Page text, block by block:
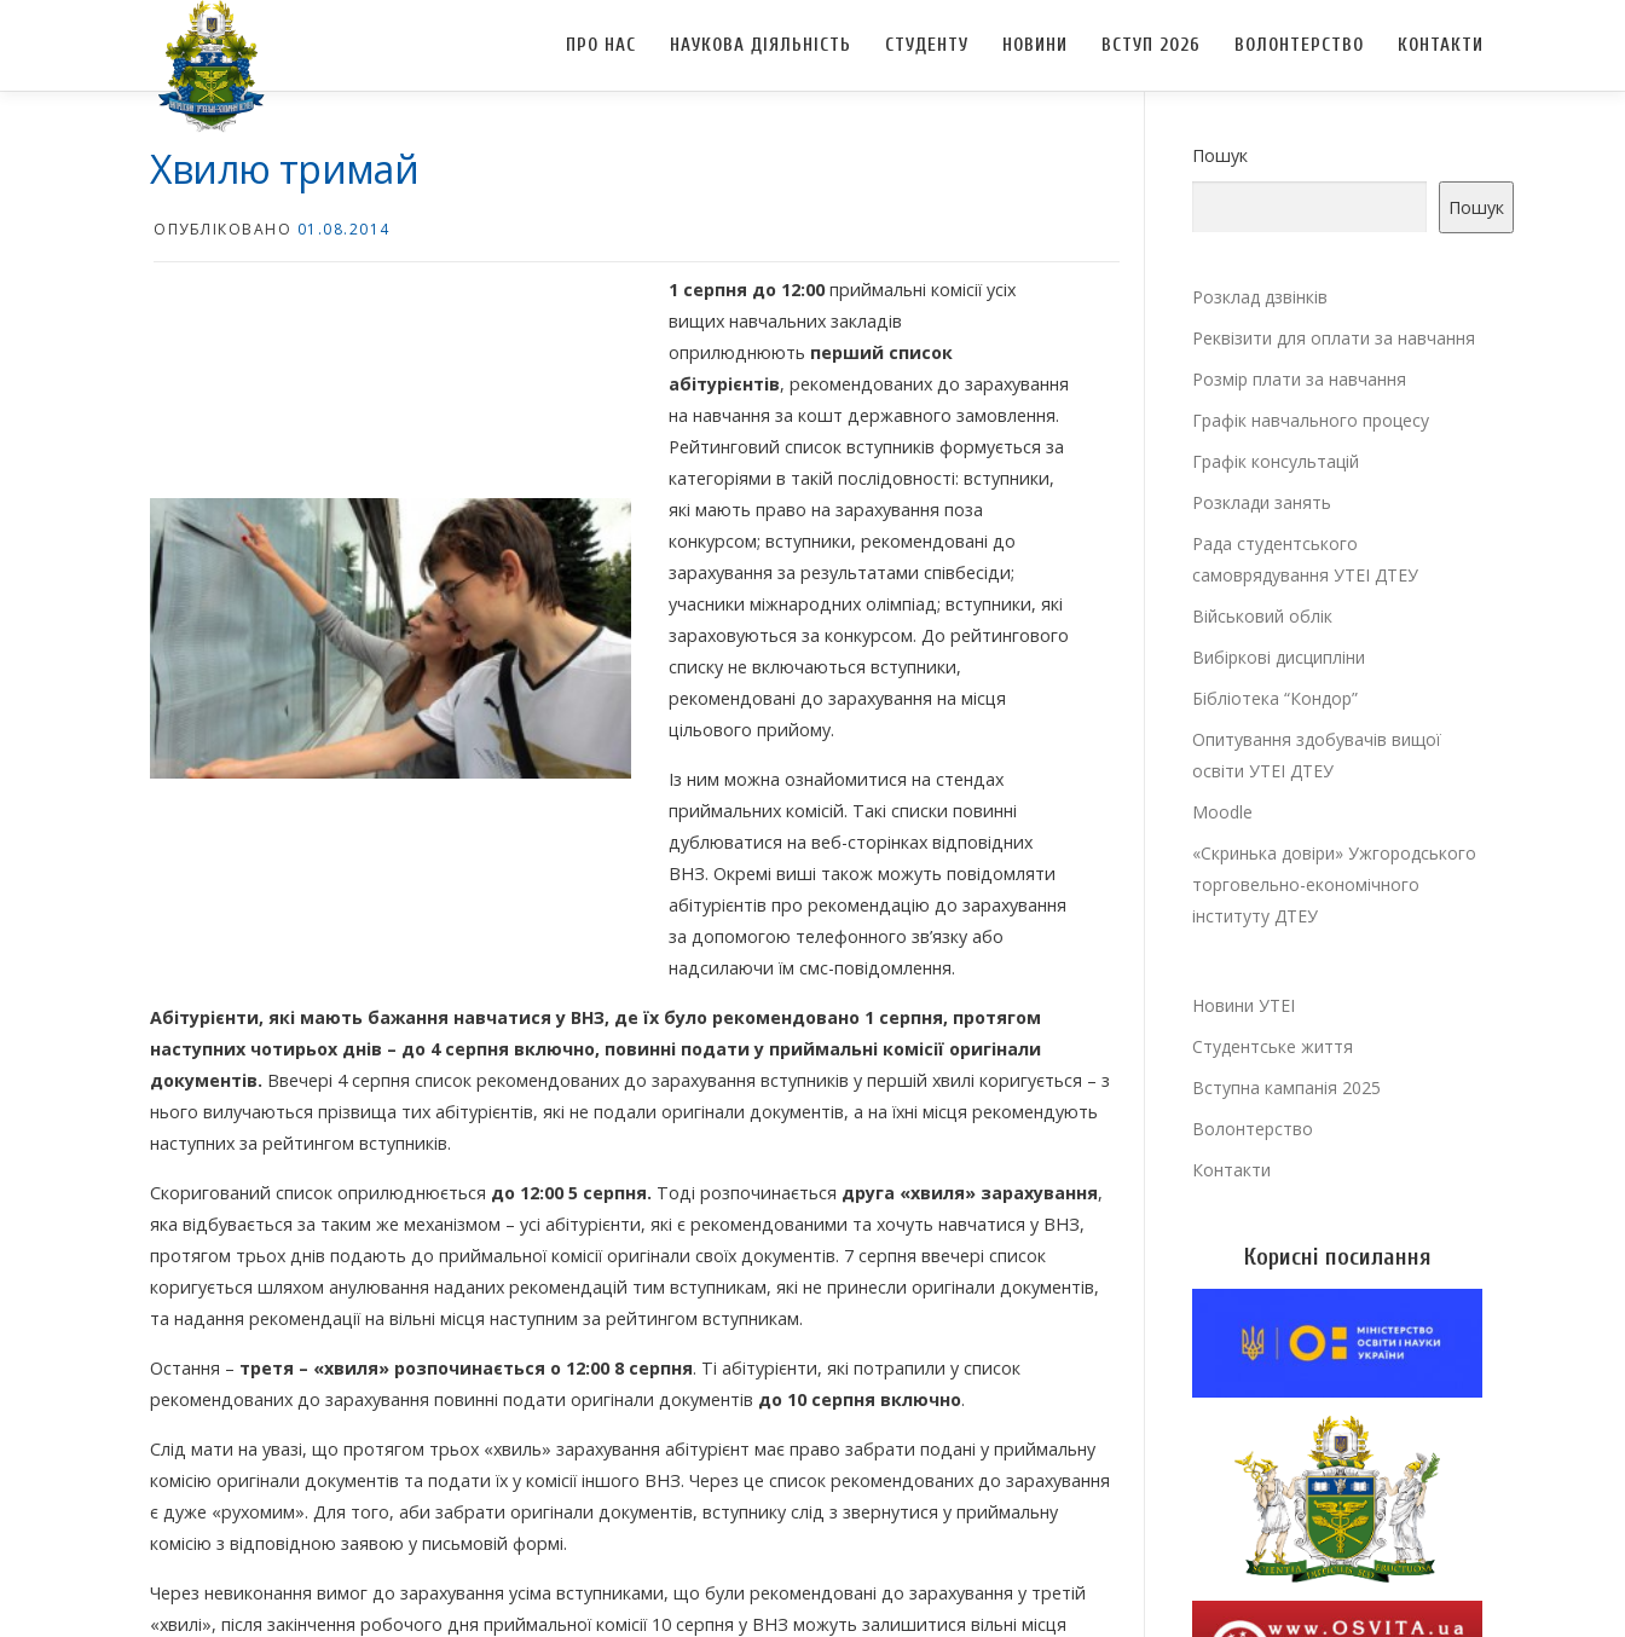
ПРО НАС НАУКОВА ДІЯЛЬНІСТЬ СТУДЕНТУ НОВИНИ ВСТУП 2026 ВОЛОНТЕРСТВО КОНТАКТИ
Хвилю тримай
ОПУБЛІКОВАНО 01.08.2014
1 серпня до 12:00приймальні комісії усіх
вищих навчальних закладів
оприлюднюють перший список
абітурієнтів, рекомендованих до зарахування
на навчання за кошт державного замовлення.
Рейтинговий список вступників формується за
категоріями в такій послідовності: вступники,
які мають право на зарахування поза
конкурсом; вступники, рекомендовані до
зарахування за результатами співбесіди;
учасники міжнародних олімпіад; вступники, які
зараховуються за конкурсом. До рейтингового
списку не включаються вступники,
рекомендовані до зарахування на місця
цільового прийому.
Із ним можна ознайомитися на стендах
приймальних комісій. Такі списки повинні
дублюватися на веб-сторінках відповідних
ВНЗ. Окремі виші також можуть повідомляти
абітурієнтів про рекомендацію до зарахування
за допомогою телефонного зв’язку або
надсилаючи їм смс-повідомлення.
Абітурієнти, які мають бажання навчатися у ВНЗ, де їх було рекомендовано 1 серпня, протягом
наступних чотирьох днів – до 4 серпня включно, повинні подати у приймальні комісії оригінали
документів. Ввечері 4 серпня список рекомендованих до зарахування вступників у першій хвилі коригується – з
нього вилучаються прізвища тих абітурієнтів, які не подали оригінали документів, а на їхні місця рекомендують
наступних за рейтингом вступників.
Скоригований список оприлюднюється до 12:00 5 серпня. Тоді розпочинається друга «хвиля» зарахування,
яка відбувається за таким же механізмом – усі абітурієнти, які є рекомендованими та хочуть навчатися у ВНЗ,
протягом трьох днів подають до приймальної комісії оригінали своїх документів. 7 серпня ввечері список
коригується шляхом анулювання наданих рекомендацій тим вступникам, які не принесли оригінали документів,
та надання рекомендації на вільні місця наступним за рейтингом вступникам.
Остання – третя – «хвиля» розпочинається о 12:00 8 серпня. Ті абітурієнти, які потрапили у список
рекомендованих до зарахування повинні подати оригінали документів до 10 серпня включно.
Слід мати на увазі, що протягом трьох «хвиль» зарахування абітурієнт має право забрати подані у приймальну
комісію оригінали документів та подати їх у комісії іншого ВНЗ. Через це список рекомендованих до зарахування
є дуже «рухомим». Для того, аби забрати оригінали документів, вступнику слід з звернутися у приймальну
комісію з відповідною заявою у письмовій формі.
Через невиконання вимог до зарахування усіма вступниками, що були рекомендовані до зарахування у третій
«хвилі», після закінчення робочого дня приймальної комісії 10 серпня у ВНЗ можуть залишитися вільні місця
Пошук
Пошук
Розклад дзвінків
Реквізити для оплати за навчання
Розмір плати за навчання
Графік навчального процесу
Графік консультацій
Розклади занять
Рада студентського
самоврядування УТЕІ ДТЕУ
Військовий облік
Вибіркові дисципліни
Бібліотека “Кондор”
Опитування здобувачів вищої
освіти УТЕІ ДТЕУ
Moodle
«Скринька довіри» Ужгородського
торговельно-економічного
інституту ДТЕУ
Новини УТЕІ
Студентське життя
Вступна кампанія 2025
Волонтерство
Контакти
Корисні посилання